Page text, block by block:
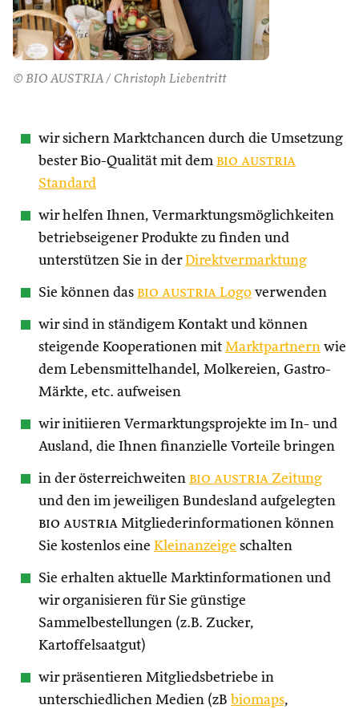
© BIO AUSTRIA / Christoph Liebentritt
wir sichern Marktchancen durch die Umsetzung
bester Bio-Qualität mit dem bio austria
Standard
wir helfen Ihnen, Vermarktungsmöglichkeiten
betriebseigener Produkte zu finden und
unterstützen Sie in derDirektvermarktung
Sie können das bio austria Logo verwenden
wir sind in ständigem Kontakt und können
steigende Kooperationen mit Marktpartnern wie
dem Lebensmittelhandel, Molkereien, Gastro-
Märkte, etc. aufweisen
wir initiieren Vermarktungsprojekte im In- und
Ausland, die Ihnen finanzielle Vorteile bringen
in der österreichweiten bio austria Zeitung
und den im jeweiligen Bundesland aufgelegten
bio austria Mitgliederinformationen können
Sie kostenlos eine Kleinanzeige schalten
Sie erhalten aktuelle Marktinformationen und
wir organisieren für Sie günstige
Sammelbestellungen (z.B. Zucker,
Kartoffelsaatgut)
wir präsentieren Mitgliedsbetriebe in
unterschiedlichen Medien (zB biomaps,